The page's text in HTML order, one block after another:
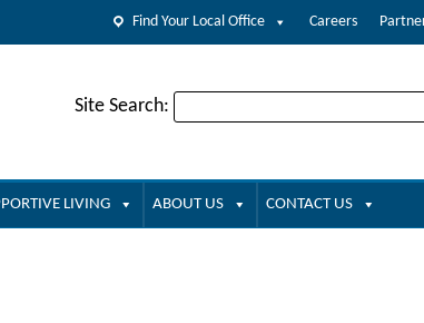
Find Your Local Office Careers
Site Search:
LIVING ABOUT US CONTACT US